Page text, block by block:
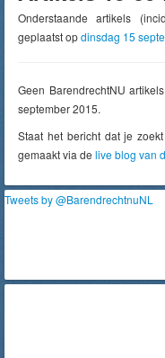
Onderstaande artikels
geplaatst opdinsdag 15
Geen BarendrechtNU
september 2015.
Staat het bericht dat je
gemaakt via de live blog van
Tweets by @BarendrechtnuNL